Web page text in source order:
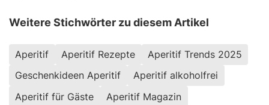
Weitere Stichwörter zu diesem Artikel
Aperitif Aperitif Rezepte
Aperitif Trends 2025
Geschenkideen Aperitif
Aperitif alkoholfrei
Aperitif für Gäste
Aperitif Magazin